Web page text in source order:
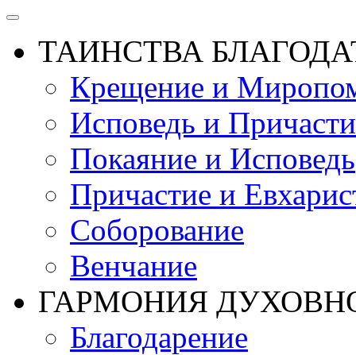
ТАИНСТВА
Крещение и
Исповедь и
Покаяние и Исповедь
Причастие и
Соборование
Венчание
ГАРМОНИЯ
Благодарение